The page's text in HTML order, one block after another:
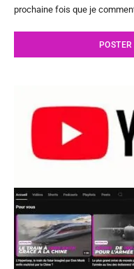
prochaine fois que je